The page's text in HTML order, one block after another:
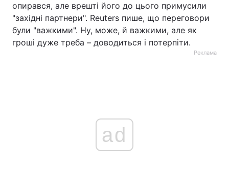
опирався, але врешті його до цього примусили
"західні партнери". Reuters пише, що переговори
були "важкими". Ну, може, й важкими, але як
гроші дуже треба – доводиться і потерпіти.
Реклама
ad